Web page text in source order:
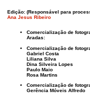
Edição: (Responsável para
Ana Jesus Ribeiro
Comercialização de
Aradas:
Comercialização de
Gabriel Costa
Liliana Silva
Dina Silveira Lopes
Paulo Maio
Rosa Martins
Comercialização de
Gerência Móveis Alfredo